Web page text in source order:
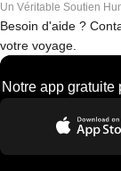
Un Véritable Soutien
Besoin d'aide ?
votre voyage.
Notre app gratuite